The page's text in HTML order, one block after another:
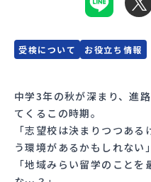
受検について お役立ち情報
中学3年の秋が深まり、進
てくるこの時期。
「志望校は決まりつつあ
う環境があるかもしれない」
「地域みらい留学のこと